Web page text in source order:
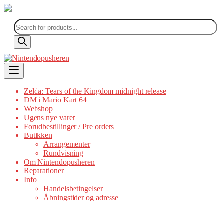
Products
search
Skip
to
content
Zelda: Tears of the Kingdom midnight release
DM i Mario Kart 64
Webshop
Ugens nye varer
Forudbestillinger / Pre orders
Butikken
Arrangementer
Rundvisning
Om Nintendopusheren
Reparationer
Info
Handelsbetingelser
Åbningstider og adresse